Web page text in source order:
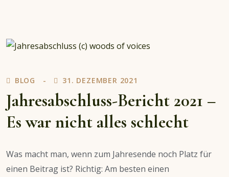
BLOG 31. DEZEMBER 2021
Jahresabschluss-Bericht 2021 –
Es war nicht alles schlecht
Was macht man, wenn zum Jahresende noch Platz für
einen Beitrag ist? Richtig: Am besten einen